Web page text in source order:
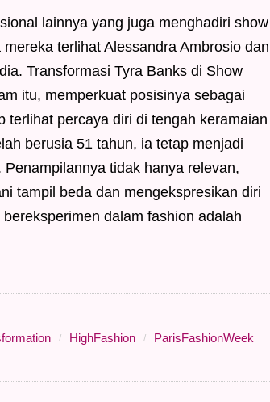
lainnya yang juga menghadiri show
terlihat Alessandra Ambrosio dan
Transformasi Tyra Banks di Show
itu, memperkuat posisinya sebagai
terlihat percaya diri di tengah keramaian
berusia 51 tahun, ia tetap menjadi
tidak hanya relevan,
tampil beda dan mengekspresikan diri
dalam fashion adalah
HighFashion
ParisFashionWeek